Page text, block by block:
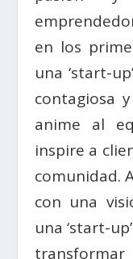
en los
una ‘start-
contagiosa
anime al
inspire a
comunidad.
con una
una ‘start-